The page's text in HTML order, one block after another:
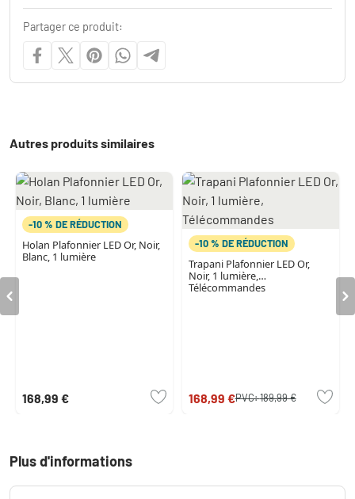
Partager ce produit:
Autres produits similaires
-10 % DE RÉDUCTION
Holan Plafonnier LED Or, Noir,
Blanc, 1 lumière
168,99 €
-10 % DE RÉDUCTION
Trapani Plafonnier LED Or,
Noir, 1 lumière,
Télécommandes
168,99 €PVC:189,99 €
Plus d'informations